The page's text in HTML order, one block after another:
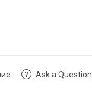
Ask a Question